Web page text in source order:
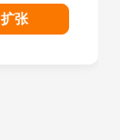
扩张